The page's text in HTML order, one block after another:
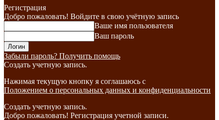
Регистрация
Добро пожаловать! Войдите в свою учётную запись
Ваше имя пользователя
Ваш пароль
Забыли пароль? Получить помощь
Создать учетную запись.
Нажимая текущую кнопку я соглашаюсь с
Положением о персональных данных и конфиденциальности
Создать учетную запись.
Добро пожаловать! Регистрация учетной записи.